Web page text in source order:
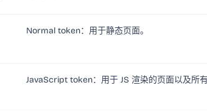
Normal token：用于静态页面。
JavaScript token：用于 JS 渲染的页面以及所